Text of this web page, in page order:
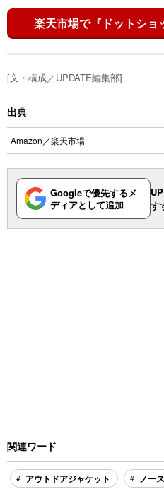
楽天市場で『ドットショ
[文・構成／UPDATE編集部]
出典
Amazon ／楽天市場
Googleで優先するメ
ディアとして追加
す
関連ワード
アウトドアジャケット ノー